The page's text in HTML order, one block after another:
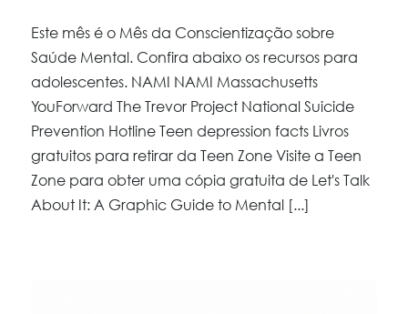
Este mês é o Mês da Conscientização sobre
Saúde Mental. Confira abaixo os recursos para
adolescentes. NAMI NAMI Massachusetts
YouForward The Trevor Project National Suicide
Prevention Hotline Teen depression facts Livros
gratuitos para retirar da Teen Zone Visite a Teen
Zone para obter uma cópia gratuita de Let's Talk
About It: A Graphic Guide to Mental [...]